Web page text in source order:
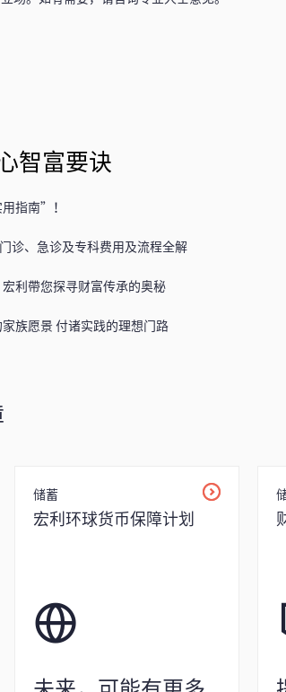
智富要诀
指南”！
诊、急诊及专科费用及流程全解
利帶您探寻财富传承的奥秘
族愿景 付诸实践的理想门路
储蓄
宏利环球货币保障计划